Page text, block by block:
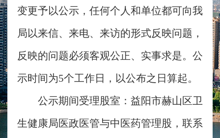
变更予以公示，任何个人和单位都可向我
局以来信、来电、来访的形式反映问题，
反映的问题必须客观公正、实事求是。公
示时间为5个工作日，以公布之日算起。
公示期间受理股室：益阳市赫山区卫
生健康局医政医管与中医药管理股，联系